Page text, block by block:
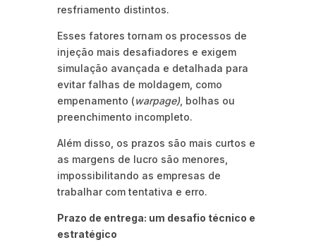
resfriamento distintos.
Esses fatores tornam os processos de
injeção mais desafiadores e exigem
simulação avançada e detalhada para
evitar falhas de moldagem, como
empenamento (warpage), bolhas ou
preenchimento incompleto.
Além disso, os prazos são mais curtos e
as margens de lucro são menores,
impossibilitando as empresas de
trabalhar com tentativa e erro.
Prazo de entrega: um desafio técnico e
estratégico